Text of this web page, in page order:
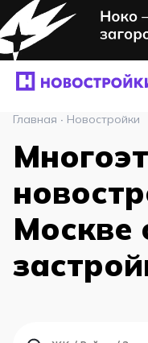
Главная · Новостройки
Москве